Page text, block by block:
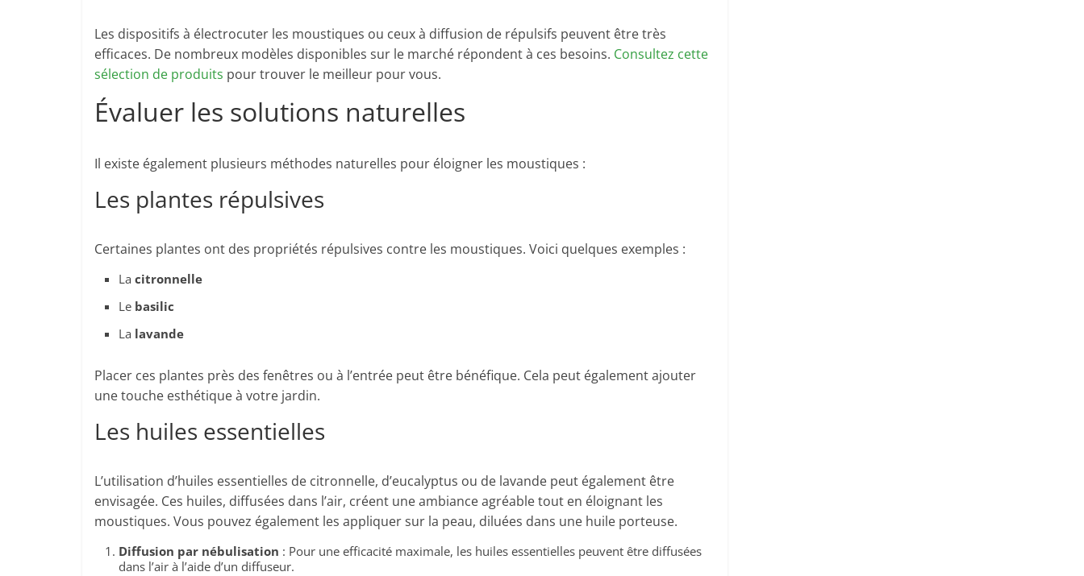
Les dispositifs à électrocuter les moustiques ou ceux à diffusion de répulsifs peuvent être très
efficaces. De nombreux modèles disponibles sur le marché répondent à ces besoins. Consultez cette
sélection de produits pour trouver le meilleur pour vous.
Évaluer les solutions naturelles
Il existe également plusieurs méthodes naturelles pour éloigner les moustiques :
Les plantes répulsives
Certaines plantes ont des propriétés répulsives contre les moustiques. Voici quelques exemples :
La citronnelle
Le basilic
La lavande
Placer ces plantes près des fenêtres ou à l’entrée peut être bénéfique. Cela peut également ajouter
une touche esthétique à votre jardin.
Les huiles essentielles
L’utilisation d’huiles essentielles de citronnelle, d’eucalyptus ou de lavande peut également être
envisagée. Ces huiles, diffusées dans l’air, créent une ambiance agréable tout en éloignant les
moustiques. Vous pouvez également les appliquer sur la peau, diluées dans une huile porteuse.
Diffusion par nébulisation : Pour une efficacité maximale, les huiles essentielles peuvent être diffusées
dans l’air à l’aide d’un diffuseur.